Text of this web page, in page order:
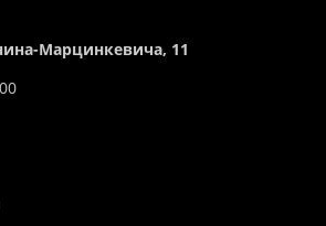
Марцинкевича, 11